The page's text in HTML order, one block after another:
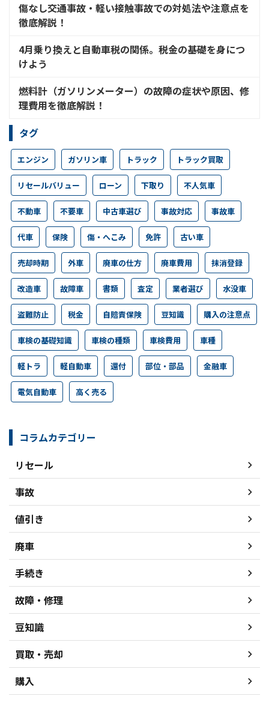
傷なし交通事故・軽い接触事故での対処法や注意点を
徹底解説！
4月乗り換えと自動車税の関係。税金の基礎を身につ
けよう
燃料計（ガソリンメーター）の故障の症状や原因、修
理費用を徹底解説！
タグ
エンジン ガソリン車 トラック トラック買取
リセールバリュー ローン 下取り 不人気車
不動車 不要車 中古車選び 事故対応 事故車
代車 保険 傷・へこみ 免許 古い車
売却時期 外車 廃車の仕方 廃車費用 抹消登録
改造車 故障車 書類 査定 業者選び 水没車
盗難防止 税金 自賠責保険 豆知識 購入の注意点
車検の基礎知識 車検の種類 車検費用 車種
軽トラ 軽自動車 還付 部位・部品 金融車
電気自動車 高く売る
コラムカテゴリー
リセール
事故
値引き
廃車
手続き
故障・修理
豆知識
買取・売却
購入